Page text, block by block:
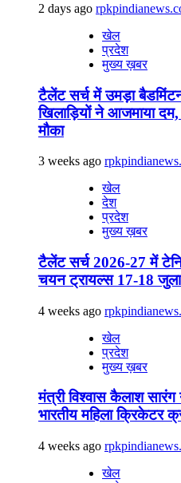
2 days ago
खेल
प्रदेश
मुख्य ख़बर
टैलेंट सर्च में उमड़ा
खिलाड़ियों ने आजमाया दम,
मौका
3 weeks ago
खेल
देश
प्रदेश
मुख्य ख़बर
टैलेंट सर्च 2026-27 में
चयन ट्रायल्स 17-18
4 weeks ago
खेल
प्रदेश
मुख्य ख़बर
मंत्री विश्वास कैलाश
भारतीय महिला क्रिकेटर
4 weeks ago
खेल